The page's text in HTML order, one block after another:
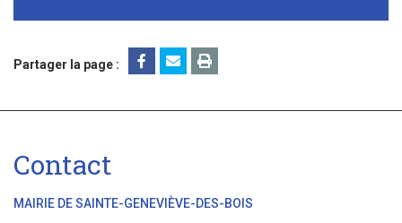
Partager la page :
Contact
MAIRIE DE SAINTE-GENEVIÈVE-DES-BOIS